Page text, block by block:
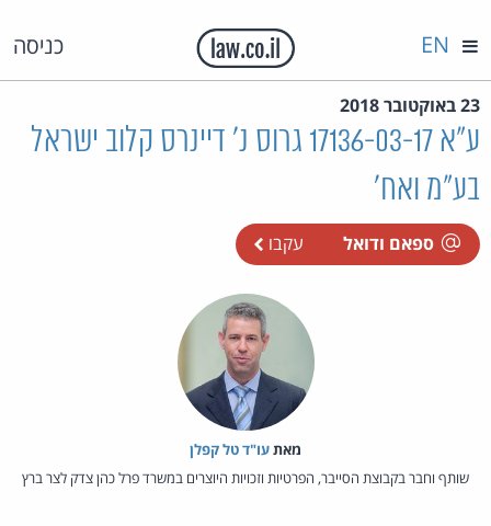
כניסה EN
23 באוקטובר 2018
ע"א 17136-03-17 גרוס נ' דיינרס קלוב ישראל
בע"מ ואח'
ספאם ודואל עקבו
מאת‏עו"ד טל קפלן
שותף וחבר בקבוצת הסייבר, הפרטיות וזכויות היוצרים במשרד פרל כהן צדק לצר ברץ